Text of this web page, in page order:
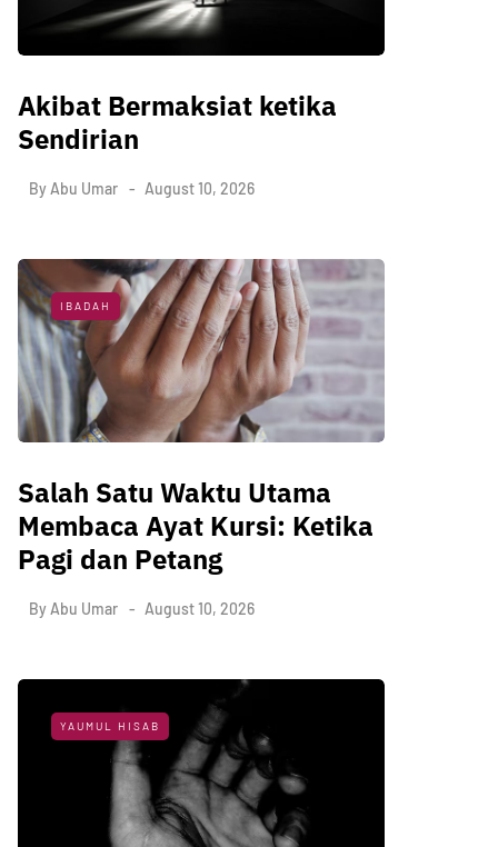
Akibat Bermaksiat ketika
Sendirian
By Abu Umar August 10, 2026
IBADAH
Salah Satu Waktu Utama
Membaca Ayat Kursi: Ketika
Pagi dan Petang
By Abu Umar August 10, 2026
YAUMUL HISAB